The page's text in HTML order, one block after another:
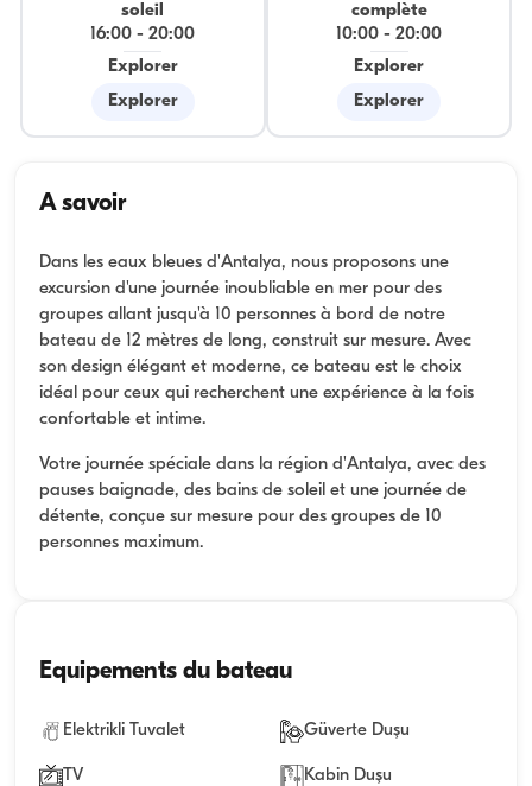
soleil
16:00 -20:00
Explorer
Explorer
complète
10:00 -20:00
Explorer
Explorer
A savoir
Dans les eaux bleues d'Antalya, nous proposons une
excursion d'une journée inoubliable en mer pour des
groupes allant jusqu'à 10 personnes à bord de notre
bateau de 12 mètres de long, construit sur mesure. Avec
son design élégant et moderne, ce bateau est le choix
idéal pour ceux qui recherchent une expérience à la fois
confortable et intime.
Votre journée spéciale dans la région d'Antalya, avec des
pauses baignade, des bains de soleil et une journée de
détente, conçue sur mesure pour des groupes de 10
personnes maximum.
Equipements du bateau
Elektrikli Tuvalet Güverte Duşu
TV Kabin Duşu